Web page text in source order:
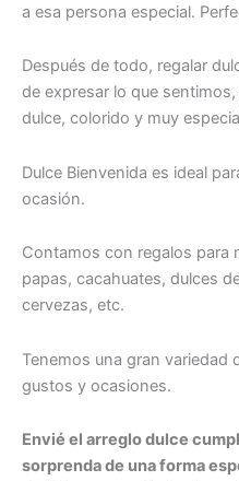
a esa persona especial.
Después de todo, regalar
de expresar lo que
dulce, colorido y muy
Dulce Bienvenida es ideal
ocasión.
Contamos con regalos para
papas, cacahuates, dulces
cervezas, etc.
Tenemos una gran variedad
gustos y ocasiones.
Envié el arreglo dulce
sorprenda de una forma